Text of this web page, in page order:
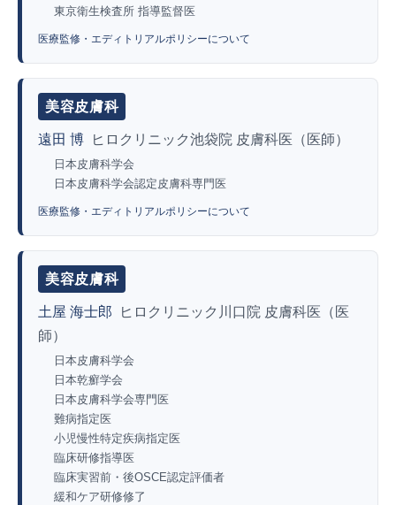
東京衛生検査所 指導監督医
医療監修・エディトリアルポリシーについて
美容皮膚科
遠田 博 ヒロクリニック池袋院 皮膚科医（医師）
日本皮膚科学会
日本皮膚科学会認定皮膚科専門医
医療監修・エディトリアルポリシーについて
美容皮膚科
土屋 海士郎
ヒロクリニック川口院 皮膚科医（医
師）
日本皮膚科学会
日本乾癬学会
日本皮膚科学会専門医
難病指定医
小児慢性特定疾病指定医
臨床研修指導医
臨床実習前・後OSCE認定評価者
緩和ケア研修修了